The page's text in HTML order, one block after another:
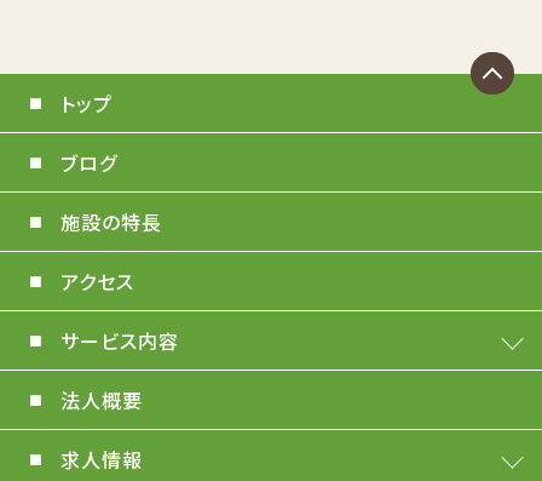
トップ
ブログ
施設の特長
アクセス
サービス内容
法人概要
求人情報